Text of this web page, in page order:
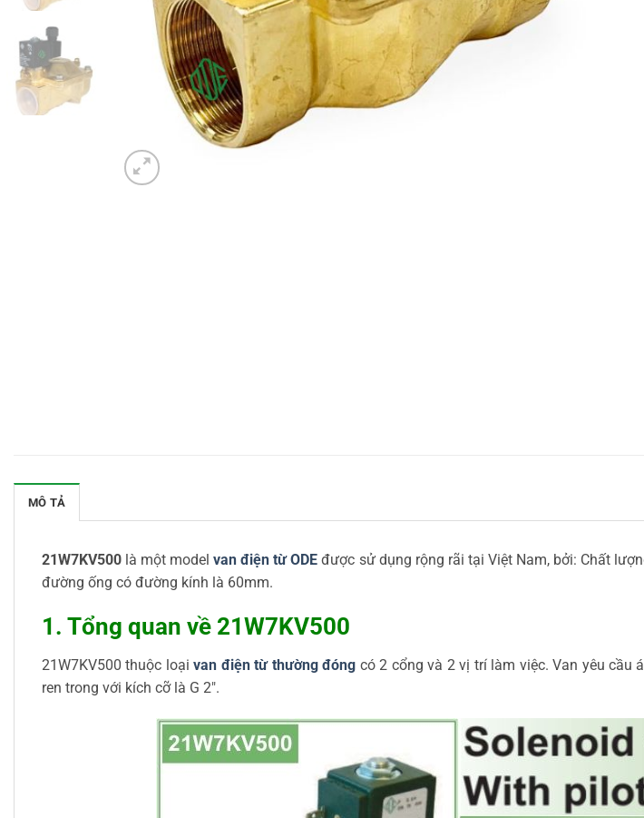
MÔ TẢ
21W7KV500 là một modelvan điện từ ODE được sử dụng rộng rãi tại Việt Nam, bởi: Chất
đường ống có đường kính là 60mm.
1. Tổng quan về 21W7KV500
21W7KV500 thuộc loạivan điện từ thường đóng có 2 cổng và 2 vị trí làm việc. Van yêu cầu
ren trong với kích cỡ là G 2″.